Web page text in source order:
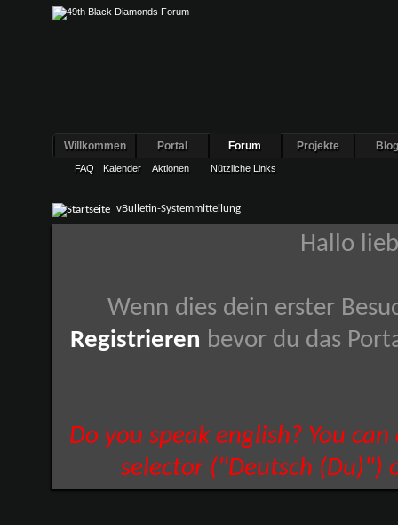
Willkommen Portal Forum
FAQ Kalender Aktionen Nützliche Links
Projekte
vBulletin-Systemmitteilung
Hallo
Wenn dies dein erster
Registrieren bevor du das
Do you speak english? You
selector ("Deutsch (Du)")